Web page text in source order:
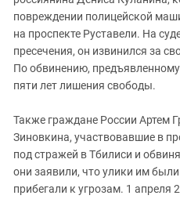
повреждении полицейской
на проспекте Руставели. На
пресечения, он извинился за
По обвинению,
пяти лет лишения свободы.
Также граждане России Артем
Зиновкина, участвовавшие в
под стражей в Тбилиси и
они заявили, что улики им
прибегали к угрозам. 1 апреля